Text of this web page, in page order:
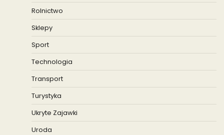
Rolnictwo
Sklepy
Sport
Technologia
Transport
Turystyka
Ukryte Zajawki
Uroda